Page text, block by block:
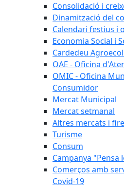
Consolidació i
Dinamització del
Calendari festius i
Economia Social i
Cardedeu
OAE - Oficina
OMIC - Oficina
Consumidor
Mercat Municipal
Mercat setmanal
Altres mercats i
Turisme
Consum
Campanya "Pensa
Comerços amb
Covid-19